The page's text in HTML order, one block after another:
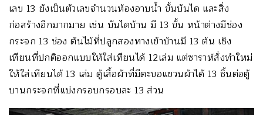
เลข 13 ยังเป็นตัวเลขจำนวนห้องอาบน้ำ ขั้นบันได และสิ่ง
ก่อสร้างอีกมากมาย เช่น บันไดบ้าน มี 13 ขั้น หน้าต่างมีช่อง
กระจก 13 ช่อง ต้นไม้ที่ปลูกสองทางเข้าบ้านมี 13 ต้น เชิง
เทียนที่ปกติออกแบบให้ใส่เทียนได้ 12เล่ม แต่ซาราห์สั่งทำใหม่
ให้ใส่เทียนได้ 13 เล่ม ตู้เสื้อผ้าที่มีตะขอแขวนผ้าได้ 13 ชิ้นต่อตู้
บานกระจกที่แบ่งกรอบกรอบละ 13 ส่วน